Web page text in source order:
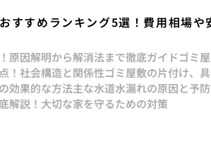
すすめランキング5選！費用相場や
原因解明から解消法まで徹底ガイドゴミ
！社会構造と関係性ゴミ屋敷の片付け、
効果的な方法主な水道水漏れの原因と予
解説！大切な家を守るための対策